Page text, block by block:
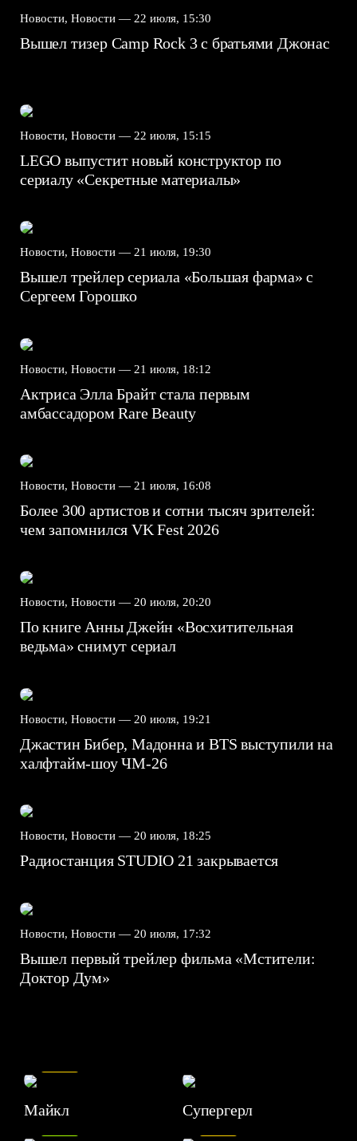
Новости, Новости — 22 июля, 15:30
Вышел тизер Camp Rock 3 с братьями Джонас
Новости, Новости — 22 июля, 15:15
LEGO выпустит новый конструктор по
сериалу «Секретные материалы»
Новости, Новости — 21 июля, 19:30
Вышел трейлер сериала «Большая фарма» с
Сергеем Горошко
Новости, Новости — 21 июля, 18:12
Актриса Элла Брайт стала первым
амбассадором Rare Beauty
Новости, Новости — 21 июля, 16:08
Более 300 артистов и сотни тысяч зрителей:
чем запомнился VK Fest 2026
Новости, Новости — 20 июля, 20:20
По книге Анны Джейн «Восхитительная
ведьма» снимут сериал
Новости, Новости — 20 июля, 19:21
Джастин Бибер, Мадонна и BTS выступили на
халфтайм-шоу ЧМ-26
Новости, Новости — 20 июля, 18:25
Радиостанция STUDIO 21 закрывается
Новости, Новости — 20 июля, 17:32
Вышел первый трейлер фильма «Мстители:
Доктор Дум»
Майкл Супергерл
7.1